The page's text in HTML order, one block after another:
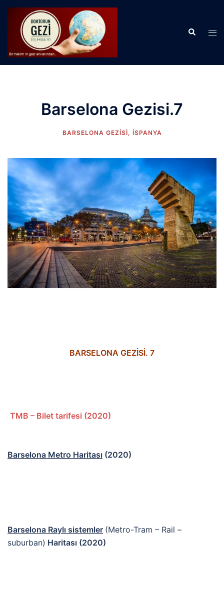
İçeriğe
Search
Barselona Gezisi.7
BARSELONA GEZISI, İSPANYA
BARSELONA GEZİSİ. 7
TMB – Bilet tarifesi (2020)
Barselona Metro Haritası (2020)
Barselona Raylı sistemler (Metro-Tram – Rail –
suburban) Haritası (2020)